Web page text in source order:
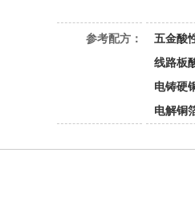
参考配方：
五金酸
线路板
电铸硬
电解铜